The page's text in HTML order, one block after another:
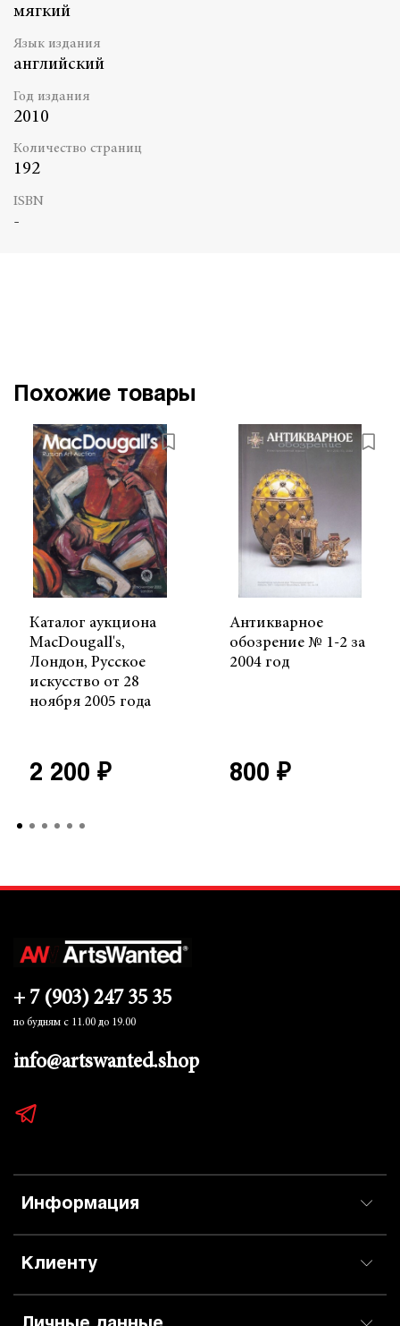
мягкий
Язык издания
английский
Год издания
2010
Количество страниц
192
ISBN
-
Похожие товары
Каталог аукциона
MacDougall's,
Лондон, Русское
искусство от 28
ноября 2005 года
2 200 ₽
Антикварное
обозрение № 1-2 за
2004 год
800 ₽
Информация
Клиенту
+ 7 (903) 247 35 35
по будням с 11.00 до 19.00
info@artswanted.shop